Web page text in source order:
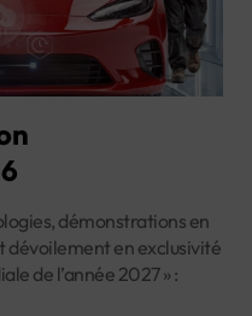
démonstrations en
dévoilement en exclusivité
de l’année 2027 » :